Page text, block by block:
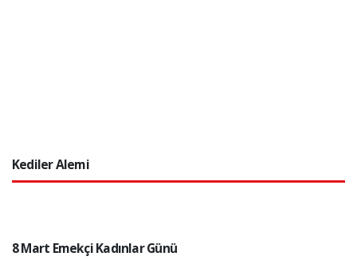
Kediler Alemi
8 Mart Emekçi Kadınlar Günü